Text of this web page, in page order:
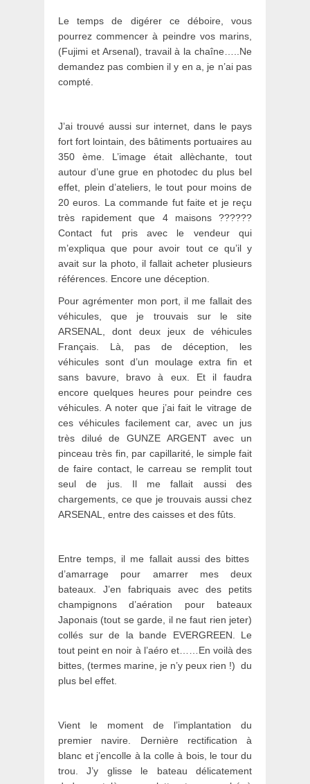
Le temps de digérer ce déboire, vous
pourrez commencer à peindre vos marins,
(Fujimi et Arsenal), travail à la chaîne…..Ne
demandez pas combien il y en a, je n’ai pas
compté.
J’ai trouvé aussi sur internet, dans le pays
fort fort lointain, des bâtiments portuaires au
350 ème. L’image était allèchante, tout
autour d’une grue en photodec du plus bel
effet, plein d’ateliers, le tout pour moins de
20 euros. La commande fut faite et je reçu
très rapidement que 4 maisons ??????
Contact fut pris avec le vendeur qui
m’expliqua que pour avoir tout ce qu’il y
avait sur la photo, il fallait acheter plusieurs
références. Encore une déception.
Pour agrémenter mon port, il me fallait des
véhicules, que je trouvais sur le site
ARSENAL, dont deux jeux de véhicules
Français. Là, pas de déception, les
véhicules sont d’un moulage extra fin et
sans bavure, bravo à eux. Et il faudra
encore quelques heures pour peindre ces
véhicules. A noter que j’ai fait le vitrage de
ces véhicules facilement car, avec un jus
très dilué de GUNZE ARGENT avec un
pinceau très fin, par capillarité, le simple fait
de faire contact, le carreau se remplit tout
seul de jus. Il me fallait aussi des
chargements, ce que je trouvais aussi chez
ARSENAL, entre des caisses et des fûts.
Entre temps, il me fallait aussi des bittes
d’amarrage pour amarrer mes deux
bateaux. J’en fabriquais avec des petits
champignons d’aération pour bateaux
Japonais (tout se garde, il ne faut rien jeter)
collés sur de la bande EVERGREEN. Le
tout peint en noir à l’aéro et……En voilà des
bittes, (termes marine, je n’y peux rien !) du
plus bel effet.
Vient le moment de l’implantation du
premier navire. Dernière rectification à
blanc et j’encolle à la colle à bois, le tour du
trou. J’y glisse le bateau délicatement